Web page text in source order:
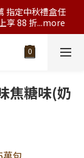
指定中秋禮盒任
享 88 折...more
焦糖味(奶